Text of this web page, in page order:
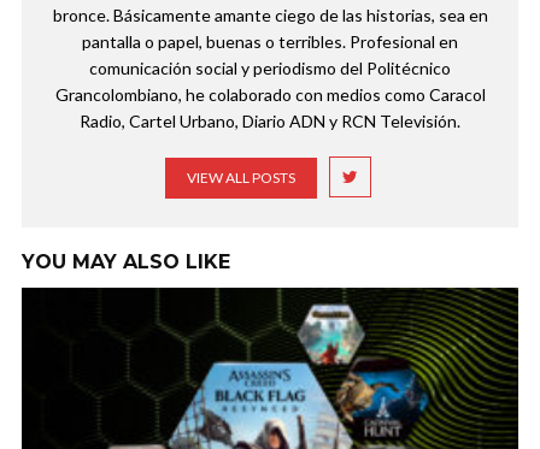
bronce. Básicamente amante ciego de las historias, sea en
pantalla o papel, buenas o terribles. Profesional en
comunicación social y periodismo del Politécnico
Grancolombiano, he colaborado con medios como Caracol
Radio, Cartel Urbano, Diario ADN y RCN Televisión.
VIEW ALL POSTS
YOU MAY ALSO LIKE